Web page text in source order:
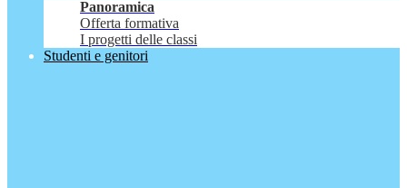
Panoramica
Offerta formativa
I progetti delle classi
Studenti e genitori